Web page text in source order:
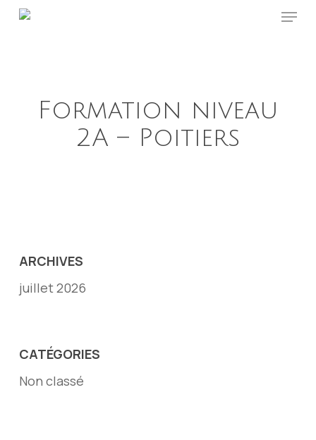
Skip
Menu
Formation niveau
2A – Poitiers
ARCHIVES
juillet 2026
CATÉGORIES
Non classé